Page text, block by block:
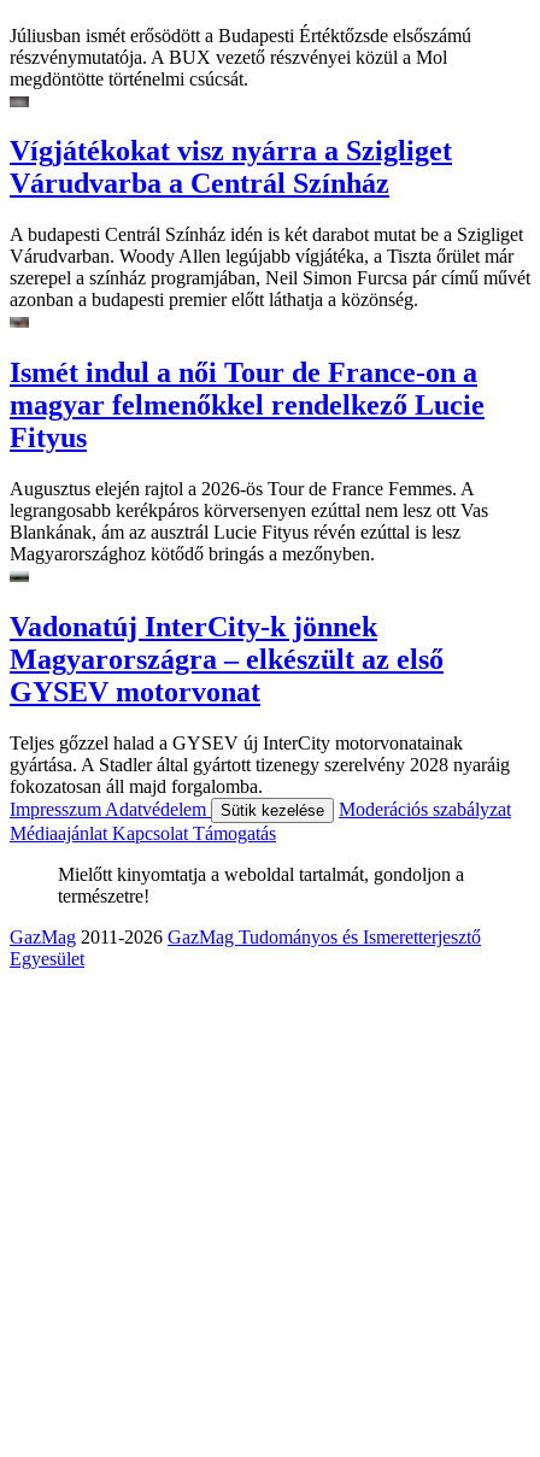
Júliusban ismét erősödött a Budapesti Értéktőzsde elsőszámú
részvénymutatója. A BUX vezető részvényei közül a Mol
megdöntötte történelmi csúcsát.
Vígjátékokat visz nyárra a Szigliget
Várudvarba a Centrál Színház
A budapesti Centrál Színház idén is két darabot mutat be a Szigliget
Várudvarban. Woody Allen legújabb vígjátéka, a Tiszta őrület már
szerepel a színház programjában, Neil Simon Furcsa pár című művét
azonban a budapesti premier előtt láthatja a közönség.
Ismét indul a női Tour de France-on a
magyar felmenőkkel rendelkező Lucie
Fityus
Augusztus elején rajtol a 2026-ös Tour de France Femmes. A
legrangosabb kerékpáros körversenyen ezúttal nem lesz ott Vas
Blankának, ám az ausztrál Lucie Fityus révén ezúttal is lesz
Magyarországhoz kötődő bringás a mezőnyben.
Vadonatúj InterCity-k jönnek
Magyarországra – elkészült az első
GYSEV motorvonat
Teljes gőzzel halad a GYSEV új InterCity motorvonatainak
gyártása. A Stadler által gyártott tizenegy szerelvény 2028 nyaráig
fokozatosan áll majd forgalomba.
Impresszum Adatvédelem Sütik kezelése
Moderációs szabályzat
Médiaajánlat Kapcsolat Támogatás
Mielőtt kinyomtatja a weboldal tartalmát, gondoljon a
természetre!
GazMag 2011-2026 GazMag Tudományos és Ismeretterjesztő
Egyesület